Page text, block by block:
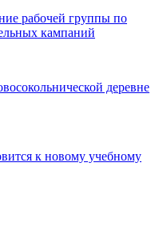
рабочей группы по
кампаний
деревне
к новому учебному